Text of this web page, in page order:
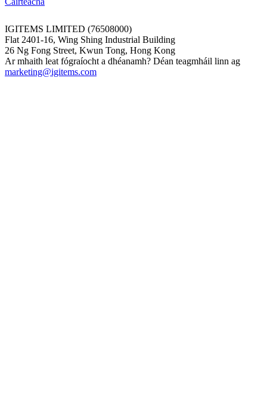
IGITEMS LIMITED (76508000)
Flat 2401-16, Wing Shing Industrial Building
26 Ng Fong Street, Kwun Tong, Hong Kong
Ar mhaith leat fógraíocht a dhéanamh? Déan teagmháil linn ag
marketing@igitems.com